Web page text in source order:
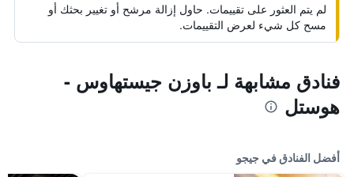
لم يتم العثور على تقييمات. حاول إزالة مرشح أو تغيير بحثك أو
مسح كل شيء لعرض التقييمات.
فنادق مشابهة لـ باوزن جيستهاوس -
هوستل
أفضل الفنادق في جيجو